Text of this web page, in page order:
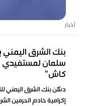
أخبار
بنك الشرق
سلمان لمستفيدي
كاش"
دشّن بنك الشرق اليمني
إكرامية خادم الحرمين